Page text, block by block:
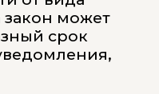
закон может
срок